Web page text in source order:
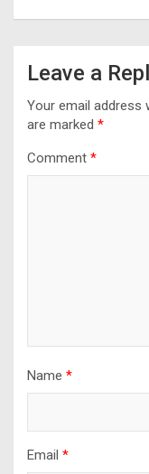
Leave a
Your email address
are marked *
Comment *
Name *
Email *